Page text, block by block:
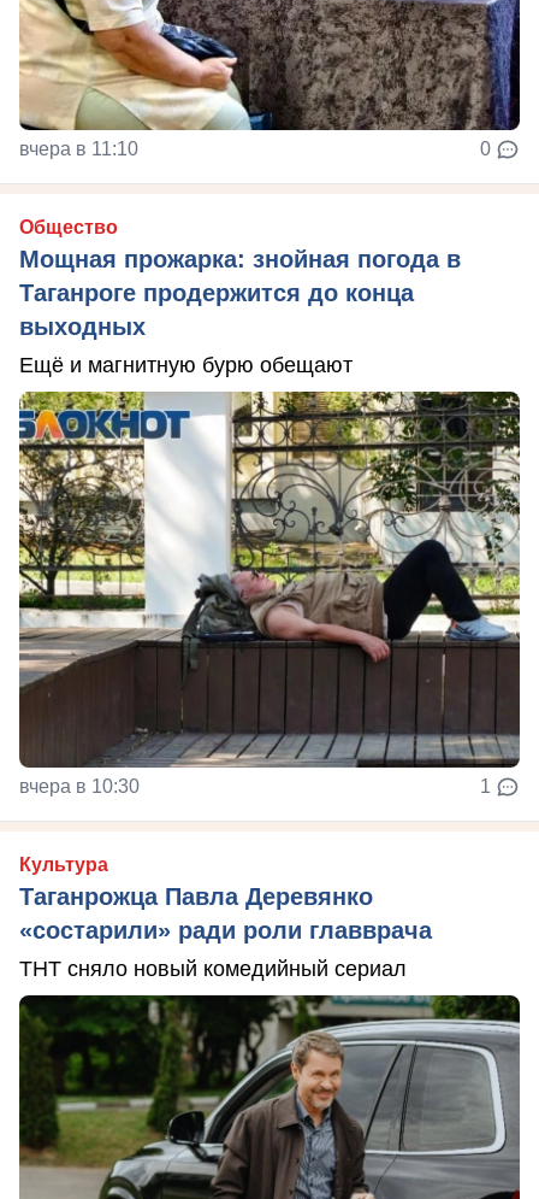
вчера в 11:10 0
Общество
Мощная прожарка: знойная погода в
Таганроге продержится до конца
выходных
Ещё и магнитную бурю обещают
вчера в 10:30 1
Культура
Таганрожца Павла Деревянко
«состарили» ради роли главврача
ТНТ сняло новый комедийный сериал